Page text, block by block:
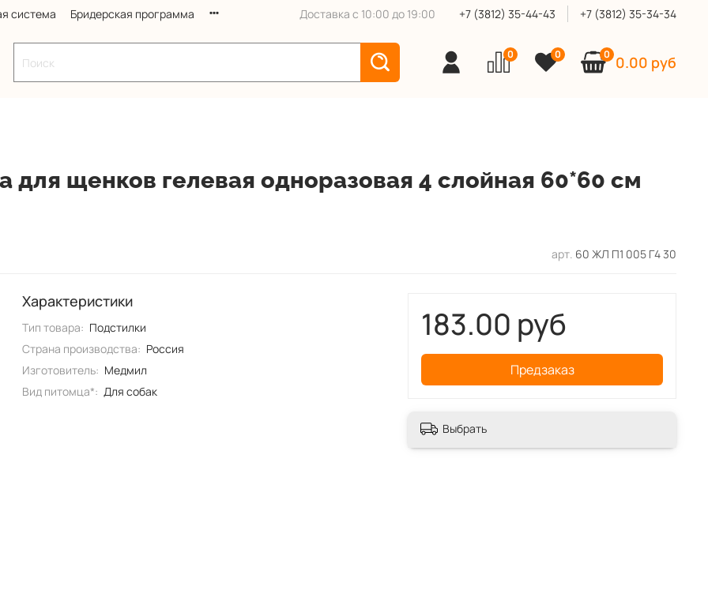
система Бридерская программа Доставка с 10:00 до 19:00 +7 (3812) 35-44-43 +7 (3812) 35-34-34
0 0 0 0.00 руб
для щенков гелевая одноразовая 4 слойная 60*60 см
арт. 60 ЖЛ П1 005 Г4 30
Характеристики
Тип товара: Подстилки
Страна производства: Россия
Изготовитель: Медмил
Вид питомца*: Для собак
183.00 руб
Предзаказ
Выбрать